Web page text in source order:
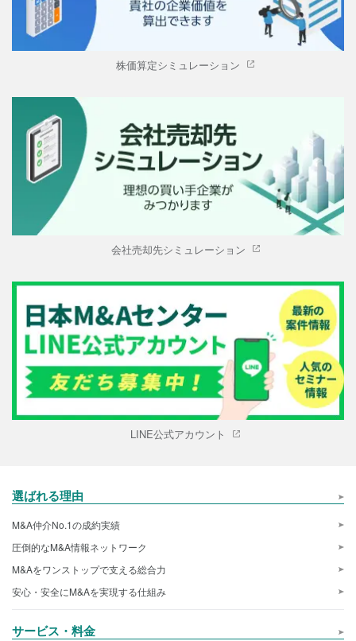
株価算定シミュレーション
会社売却先シミュレーション
LINE公式アカウント
選ばれる理由
M&A仲介No.1の成約実績
圧倒的なM&A情報ネットワーク
M&Aをワンストップで支える総合力
安心・安全にM&Aを実現する仕組み
サービス・料金